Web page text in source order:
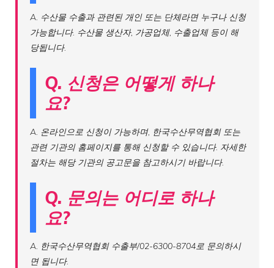
A. 수산물 수출과 관련된 개인 또는 단체라면 누구나 신청
가능합니다. 수산물 생산자, 가공업체, 수출업체 등이 해
당됩니다.
Q. 신청은 어떻게 하나
요?
A. 온라인으로 신청이 가능하며, 한국수산무역협회 또는
관련 기관의 홈페이지를 통해 신청할 수 있습니다. 자세한
절차는 해당 기관의 공고문을 참고하시기 바랍니다.
Q. 문의는 어디로 하나
요?
A. 한국수산무역협회 수출부/02-6300-8704로 문의하시
면 됩니다.